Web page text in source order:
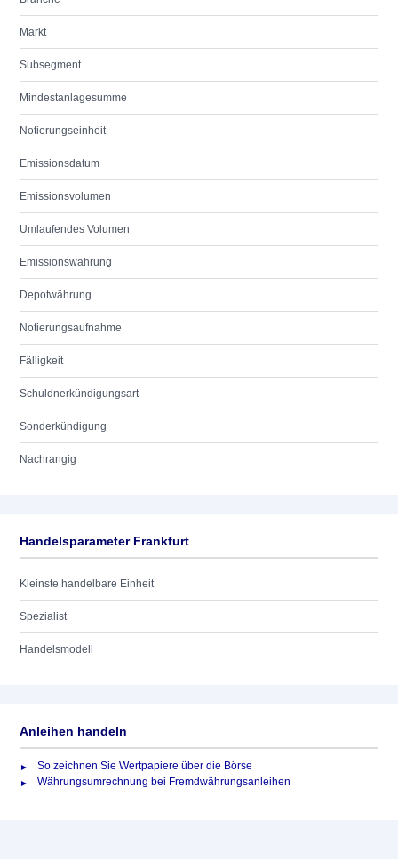
Markt
Subsegment
Mindestanlagesumme
Notierungseinheit
Emissionsdatum
Emissionsvolumen
Umlaufendes Volumen
Emissionswährung
Depotwährung
Notierungsaufnahme
Fälligkeit
Schuldnerkündigungsart
Sonderkündigung
Nachrangig
Handelsparameter Frankfurt
Kleinste handelbare Einheit
Spezialist
Handelsmodell
Anleihen handeln
So zeichnen Sie Wertpapiere über die Börse
Währungsumrechnung bei Fremdwährungsanleihen